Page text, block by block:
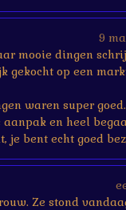
9
mooie dingen
gekocht op een
waren super goed.
aanpak en heel
je bent echt goed
Ze stond